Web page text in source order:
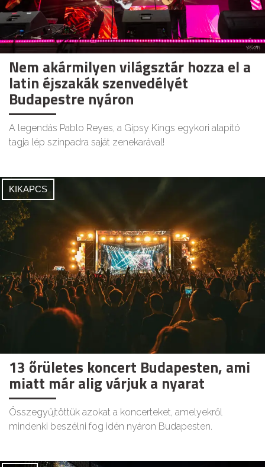
Nem akármilyen világsztár hozza el a
latin éjszakák szenvedélyét
Budapestre nyáron
A legendás Pablo Reyes, a Gipsy Kings egykori alapító
tagja lép színpadra saját zenekarával!
KIKAPCS
13 őrületes koncert Budapesten, ami
miatt már alig várjuk a nyarat
Összegyűjtöttük azokat a koncerteket, amelyekről
mindenki beszélni fog idén nyáron Budapesten.